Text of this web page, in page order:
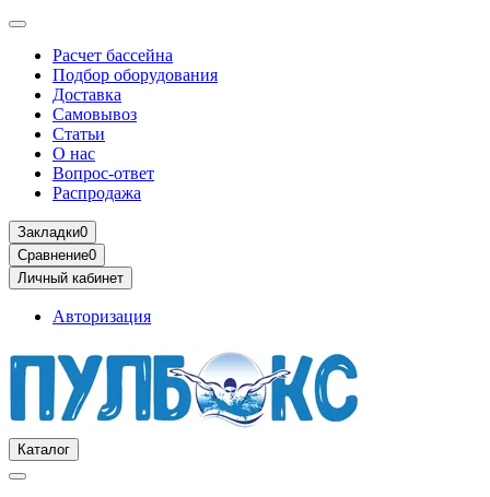
Расчет бассейна
Подбор оборудования
Доставка
Самовывоз
Статьи
О нас
Вопрос-ответ
Распродажа
Закладки0
Сравнение0
Личный кабинет
Авторизация
Каталог